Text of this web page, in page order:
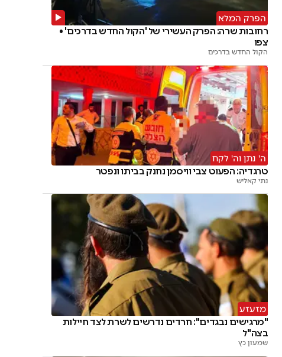
הפרק המלא
רחובות שרה: הפרק העשירי של 'הקול החדש בדרכים' •
צפו
הקול החדש בדרכים
ה' נתן וה' לקח
טרגדיה: הפעוט צבי וויסמן נחנק בביתו ונפטר
נתי קאליש
מזעזע
"מרגישים נבגדים": חרדים נדרשים לשרת לצד חיילות
בצה"ל
שמעון כץ